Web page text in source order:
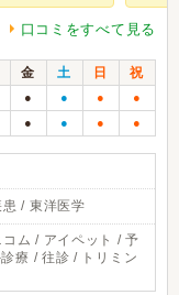
口コミをすべて見る
金 土 日
祝
● ● ● ●
● ● ● ●
/ 東洋医学
ム / アイペット / 予
療 / 往診 / トリミン